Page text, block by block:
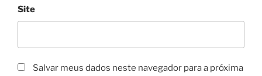
Site
Salvar meus dados neste navegador para a próxima